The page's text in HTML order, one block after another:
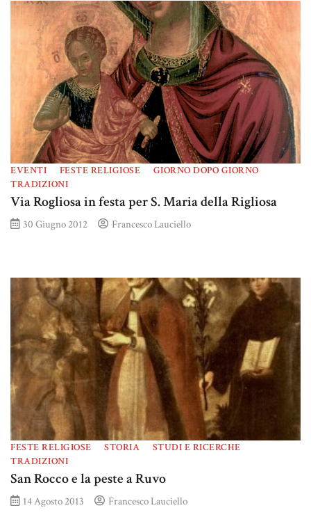
EVENTI FESTE RELIGIOSE
GIORNO DOPO GIORNO
TRADIZIONI
Via Rogliosa in festa per S. Maria della Rigliosa
30 Giugno 2012 Francesco Lauciello
FESTE RELIGIOSE STORIA
STUDI E RICERCHE
TRADIZIONI
San Rocco e la peste a Ruvo
14 Agosto 2013 Francesco Lauciello